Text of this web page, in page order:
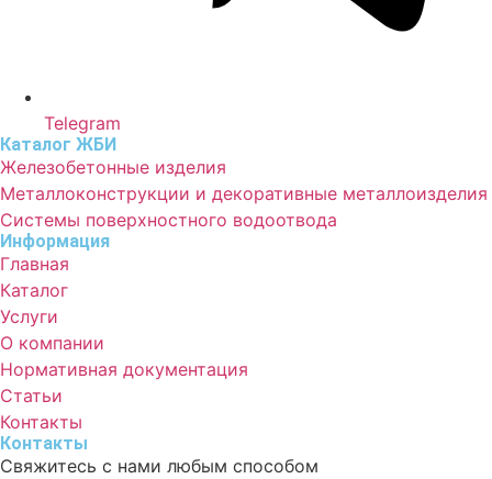
Telegram
Каталог ЖБИ
Железобетонные изделия
Металлоконструкции и декоративные металлоизделия
Системы поверхностного водоотвода
Информация
Главная
Каталог
Услуги
О компании
Нормативная документация
Статьи
Контакты
Контакты
Свяжитесь с нами любым способом